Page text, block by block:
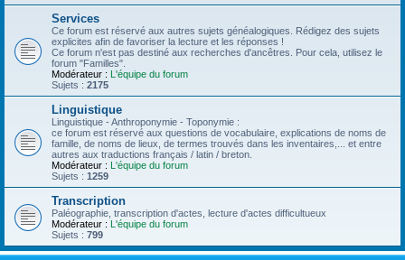
Services
Ce forum est réservé aux autres sujets généalogiques. Rédigez des sujets
explicites afin de favoriser la lecture et les réponses !
Ce forum n'est pas destiné aux recherches d'ancêtres. Pour cela, utilisez le
forum "Familles".
Modérateur : L'équipe du forum
Sujets : 2175
Linguistique
Linguistique - Anthroponymie - Toponymie :
ce forum est réservé aux questions de vocabulaire, explications de noms de
famille, de noms de lieux, de termes trouvés dans les inventaires,... et entre
autres aux traductions français / latin / breton.
Modérateur : L'équipe du forum
Sujets : 1259
Transcription
Paléographie, transcription d'actes, lecture d'actes difficultueux
Modérateur : L'équipe du forum
Sujets : 799